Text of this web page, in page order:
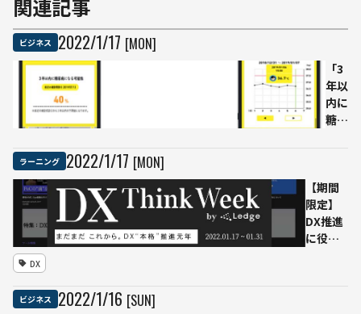
関連記事
ビジネス 2022/1/17 [MON]
「3
年以
内に
糖尿
性」
をAI
で算
出
ラーニング 2022/1/17 [MON]
【期間
限定】
DX推進
に役立
DX
ビジネス 2022/1/16 [SUN]